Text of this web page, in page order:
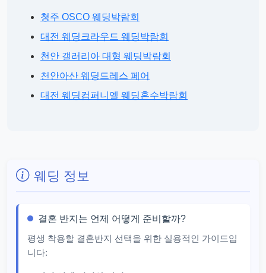
청주 OSCO 웨딩박람회
대전 웨딩크라우드 웨딩박람회
천안 갤러리아 대형 웨딩박람회
천안아산 웨딩드레스 페어
대전 웨딩컴퍼니엘 웨딩혼수박람회
웨딩 정보
결혼 반지는 언제 어떻게 준비할까?
평생 착용할 결혼반지 선택을 위한 실용적인 가이드입
니다: